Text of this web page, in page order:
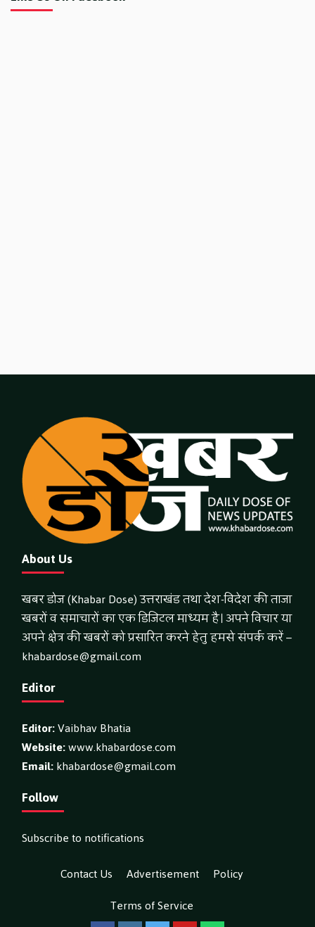
About Us
खबर डोज (Khabar Dose) उत्तराखंड तथा देश-विदेश की ताजा
खबरों व समाचारों का एक डिजिटल माध्यम है। अपने विचार या
अपने क्षेत्र की खबरों को प्रसारित करने हेतु हमसे संपर्क करें –
khabardose@gmail.com
Editor
Editor:Vaibhav Bhatia
Website:www.khabardose.com
Email:khabardose@gmail.com
Follow
Subscribe to notifications
Contact Us
Advertisement
Policy
Terms of Service